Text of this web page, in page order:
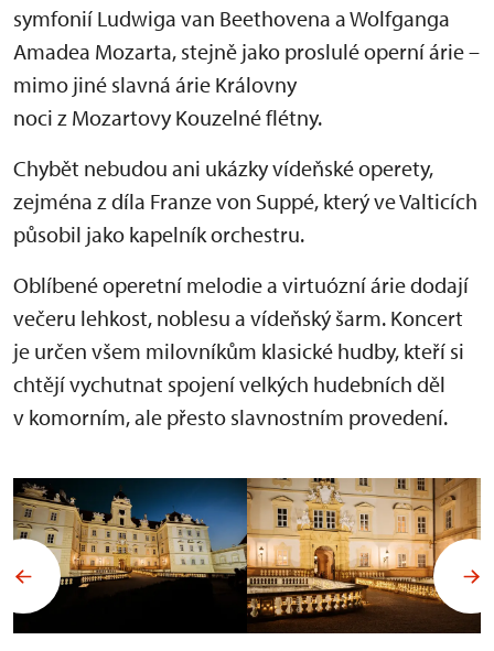
symfonií Ludwiga van Beethovena a Wolfganga
Amadea Mozarta, stejně jako proslulé operní árie –
mimo jiné slavná árie Královny
noci z Mozartovy Kouzelné flétny.
Chybět nebudou ani ukázky vídeňské operety,
zejména z díla Franze von Suppé, který ve Valticích
působil jako kapelník orchestru.
Oblíbené operetní melodie a virtuózní árie dodají
večeru lehkost, noblesu a vídeňský šarm. Koncert
je určen všem milovníkům klasické hudby, kteří si
chtějí vychutnat spojení velkých hudebních děl
v komorním, ale přesto slavnostním provedení.